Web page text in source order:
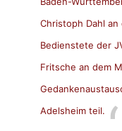
Christoph Dahl
Bedienstete der
Fritsche an dem
Adelsheim teil.